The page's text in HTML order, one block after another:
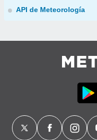
API de Meteorología